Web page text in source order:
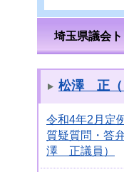
埼玉県議会
松澤 正（
令和4年2月定
質疑質問・答
澤 正議員）